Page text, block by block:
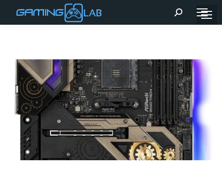
Recherche